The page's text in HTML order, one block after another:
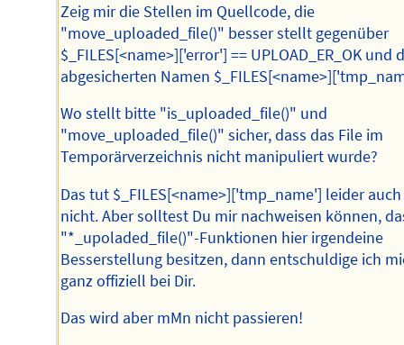
Zeig mir die Stellen im Quellcode, die
"move_uploaded_file()" besser stellt gegenüber
$_FILES[<name>]['error'] == UPLOAD_ER_OK und
abgesicherten Namen
Wo stellt bitte "is_uploaded_file()" und
"move_uploaded_file()" sicher, dass das File im
Temporärverzeichnis nicht manipuliert wurde?
Das tut $_FILES[<name>]['tmp_name'] leider auch
nicht. Aber solltest Du mir nachweisen können,
"*_upoladed_file()"-Funktionen hier irgendeine
Besserstellung besitzen, dann entschuldige ich
ganz offiziell bei Dir.
Das wird aber mMn nicht passieren!